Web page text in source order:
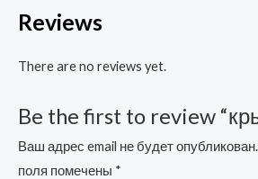
Reviews
There are no reviews yet.
Be the first to review
Ваш адрес email не будет опубликован.
поля помечены *